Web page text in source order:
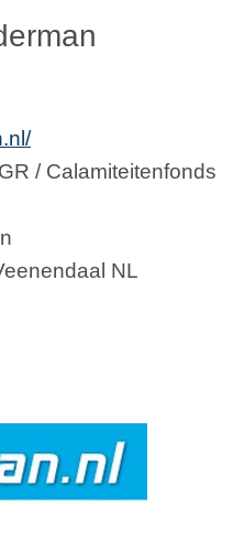
/ Calamiteitenfonds
NL